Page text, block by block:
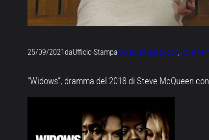
25/09/2021daUfficio-StampaCorsiclint eastwood, colin
“Widows”, dramma del 2018 di Steve McQueen